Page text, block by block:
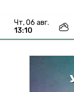
чт, 06 авг.
13:10